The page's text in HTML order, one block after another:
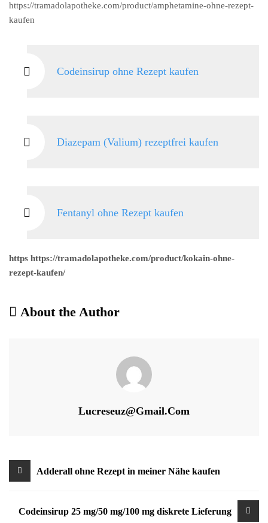
https://tramadolapotheke.com/product/amphetamine-ohne-rezept-
kaufen
Codeinsirup ohne Rezept kaufen
Diazepam (Valium) rezeptfrei kaufen
Fentanyl ohne Rezept kaufen
https https://tramadolapotheke.com/product/kokain-ohne-
rezept-kaufen/
About the Author
Lucreseuz@gmail.com
Beitragsnavigation
Adderall ohne Rezept in meiner Nähe kaufen
Codeinsirup 25 mg/50 mg/100 mg diskrete Lieferung